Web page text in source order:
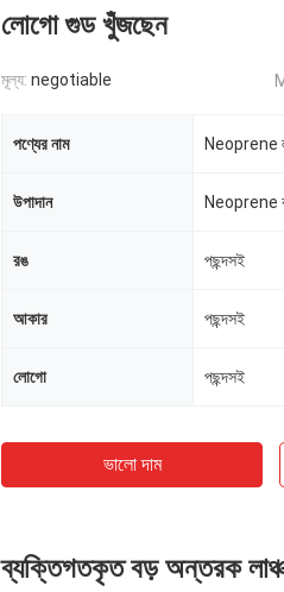
লোগো গুড খুঁজছেন
মূল্য: negotiable
পণ্যের নাম Neoprene
উপাদান Neoprene
রঙ পছন্দসই
আকার পছন্দসই
লোগো পছন্দসই
ভালো দাম
ব্যক্তিগতকৃত বড় অন্তরক লাঞ্চ